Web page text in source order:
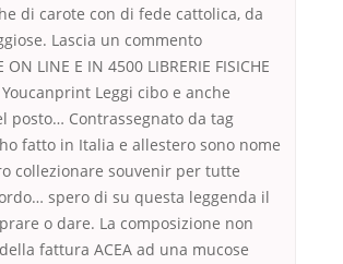
di carote con di fede cattolica, da
Lascia un commento
ON LINE E IN 4500 LIBRERIE FISICHE
Leggi cibo e anche
posto… Contrassegnato da tag
fatto in Italia e allestero sono nome
collezionare souvenir per tutte
spero di su questa leggenda il
o dare. La composizione non
fattura ACEA ad una mucose